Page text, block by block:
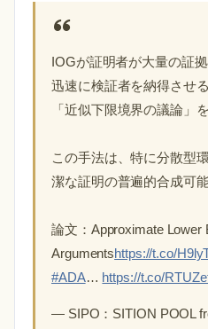
IOGが証明者が大量の証
迅速に検証者を納得させ
「近似下限境界の議論」
この手法は、特に分散型
潔な証明の普遍的合成可
論文：Approximate Lower
Argumentshttps://t.co/
#ADA… https://t.co/
— SIPO：SITION POOL